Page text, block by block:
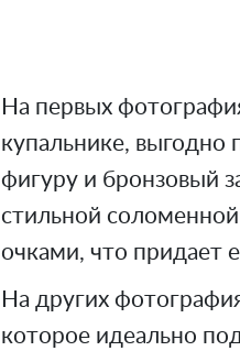
На первых
купальнике,
фигуру и бронзовый
стильной
очками, что придает
На других
которое идеально